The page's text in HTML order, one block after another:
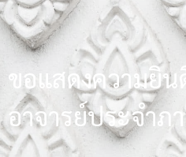
ขอแสดงความยิ
อาจารย์ประจำภ